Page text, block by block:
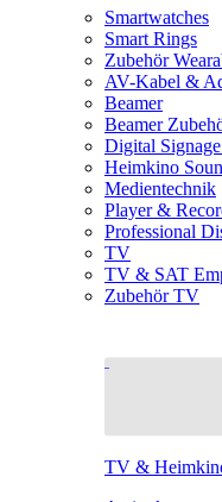
Smartwatches
Smart Rings
Zubehör
AV-Kabel &
Beamer
Beamer
Digital
Heimkino
Medientechnik
Player &
Professional
TV
TV & SAT
Zubehör TV
TV &